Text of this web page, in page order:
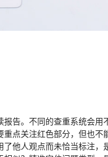
告。不同的查重系统会用
点关注红色部分，但也不
他人观点而未恰当标注，